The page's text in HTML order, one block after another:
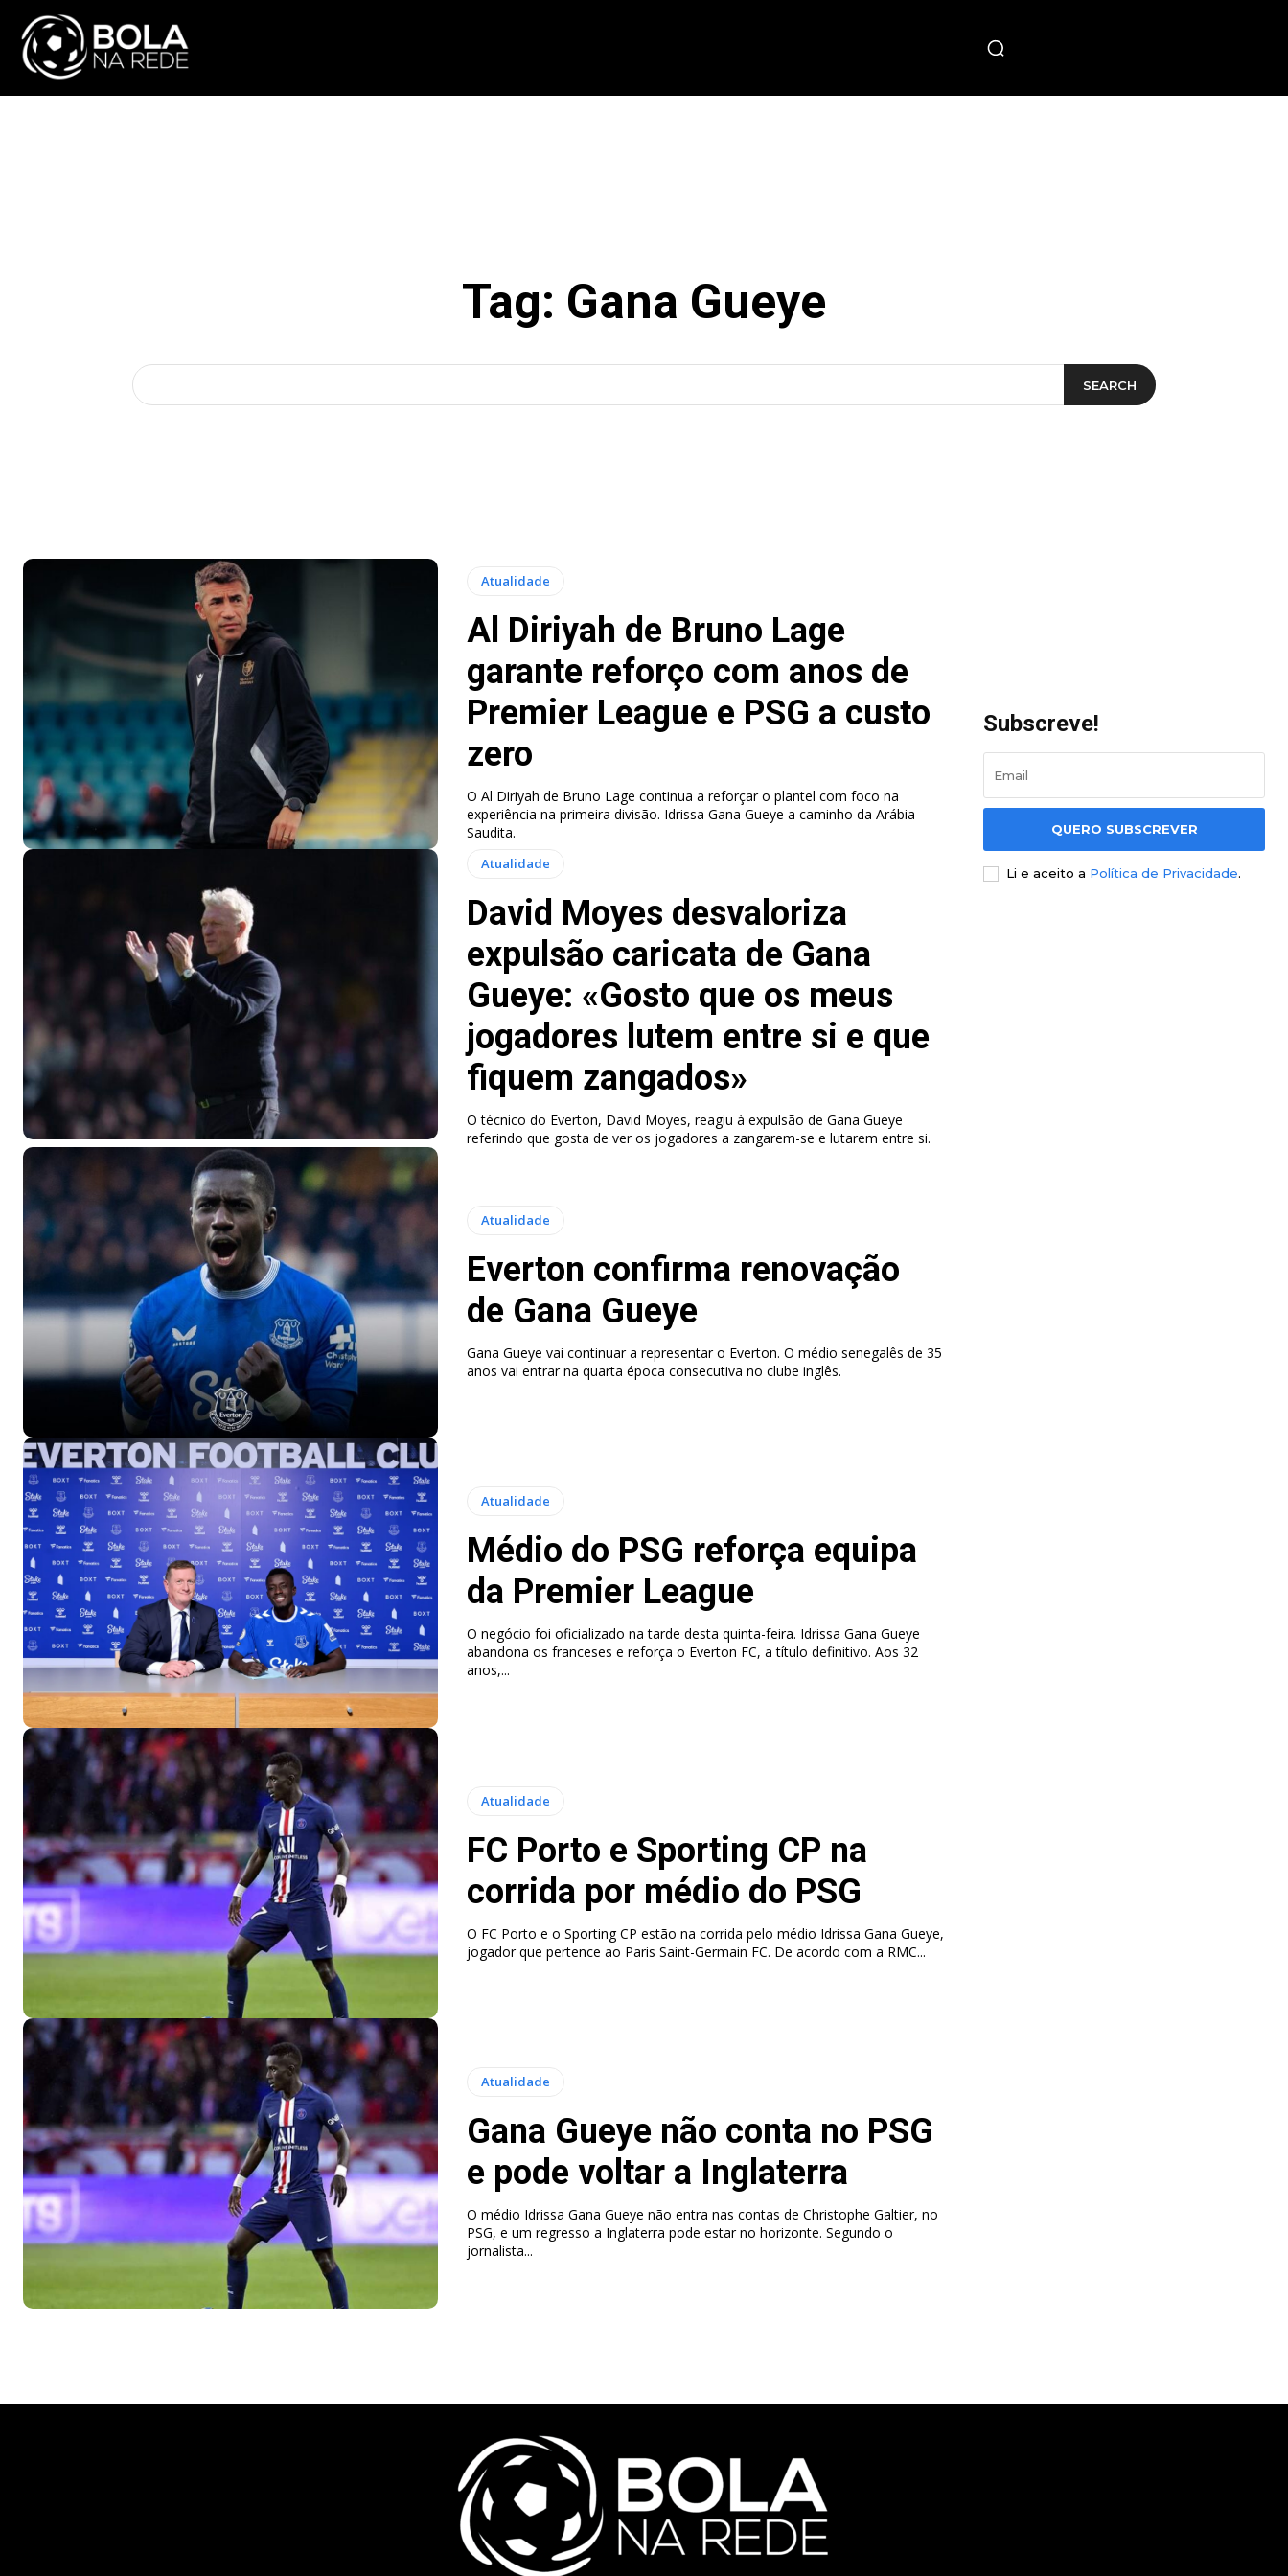
Tag: Gana Gueye
SEARCH
Atualidade
Al Diriyah de Bruno Lage
garante reforço com anos de
Premier League e PSG a custo
zero
O Al Diriyah de Bruno Lage continua a reforçar o plantel com foco na
experiência na primeira divisão. Idrissa Gana Gueye a caminho da Arábia
Saudita.
Atualidade
David Moyes desvaloriza
expulsão caricata de Gana
Gueye: «Gosto que os meus
jogadores lutem entre si e que
fiquem zangados»
O técnico do Everton, David Moyes, reagiu à expulsão de Gana Gueye
referindo que gosta de ver os jogadores a zangarem-se e lutarem entre si.
Atualidade
Everton confirma renovação
de Gana Gueye
Gana Gueye vai continuar a representar o Everton. O médio senegalês de 35
anos vai entrar na quarta época consecutiva no clube inglês.
Atualidade
Médio do PSG reforça equipa
da Premier League
O negócio foi oficializado na tarde desta quinta-feira. Idrissa Gana Gueye
abandona os franceses e reforça o Everton FC, a título definitivo. Aos 32
anos,...
Atualidade
FC Porto e Sporting CP na
corrida por médio do PSG
O FC Porto e o Sporting CP estão na corrida pelo médio Idrissa Gana Gueye,
jogador que pertence ao Paris Saint-Germain FC. De acordo com a RMC...
Atualidade
Gana Gueye não conta no PSG
e pode voltar a Inglaterra
O médio Idrissa Gana Gueye não entra nas contas de Christophe Galtier, no
PSG, e um regresso a Inglaterra pode estar no horizonte. Segundo o
jornalista...
Subscreve!
QUERO SUBSCREVER
Li e aceito a Política de Privacidade.